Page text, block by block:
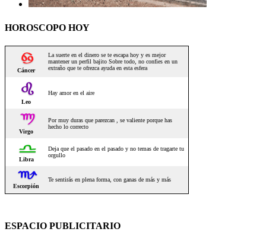
HOROSCOPO HOY
ESPACIO PUBLICITARIO